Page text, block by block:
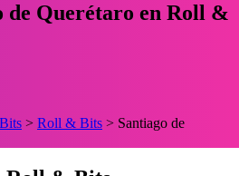
de Querétaro en Roll &
> Roll & Bits > Santiago de